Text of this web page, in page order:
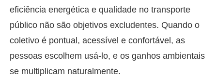
eficiência energética e qualidade no transporte
público não são objetivos excludentes. Quando o
coletivo é pontual, acessível e confortável, as
pessoas escolhem usá-lo, e os ganhos ambientais
se multiplicam naturalmente.